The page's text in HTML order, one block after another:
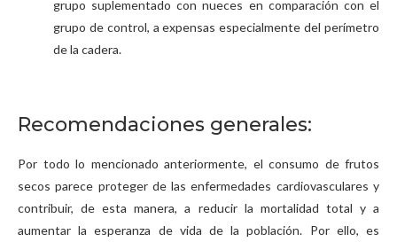
grupo suplementado con nueces en comparación con el
grupo de control, a expensas especialmente del perímetro
de la cadera.
Recomendaciones generales:
Por todo lo mencionado anteriormente, el consumo de frutos
secos parece proteger de las enfermedades cardiovasculares y
contribuir, de esta manera, a reducir la mortalidad total y a
aumentar la esperanza de vida de la población. Por ello, es